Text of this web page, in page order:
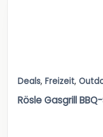
Deals, Freizeit,
Rösle Gasgrill